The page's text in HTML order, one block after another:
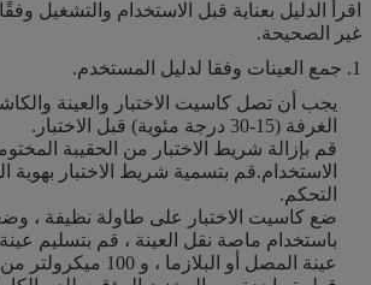
اقرأ الدليل بعناية قبل الاستخدام والتشغيل
غير الصحيحة.
1. جمع العينات وفقا لدليل المستخدم.
يجب أن تصل كاسيت الاختبار والعينة
الغرفة (15-30 درجة مئوية) قبل الاختبار.
قم بإزالة شريط الاختبار من الحقيبة
الاستخدام.قم بتسمية شريط الاختبار بهوية
التحكم.
ضع كاسيت الاختبار على طاولة نظيفة ،
عينة المصل أو البلازما